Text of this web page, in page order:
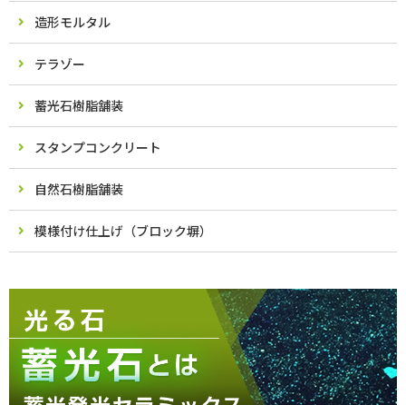
造形モルタル
テラゾー
蓄光石樹脂舗装
スタンプコンクリート
自然石樹脂舗装
模様付け仕上げ（ブロック塀）